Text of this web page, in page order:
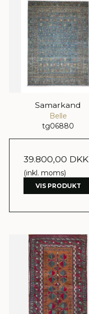
Samarkand
Belle
tg06880
39.800,00 DKK
(inkl. moms)
VIS PRODUKT